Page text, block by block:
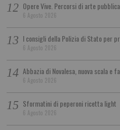
Opere Vive. Percorsi di arte
6 Agosto 2026
I consigli della Polizia di Stato per
6 Agosto 2026
Abbazia di Novalesa, nuova scala e
6 Agosto 2026
Sformatini di peperoni ricetta light
6 Agosto 2026